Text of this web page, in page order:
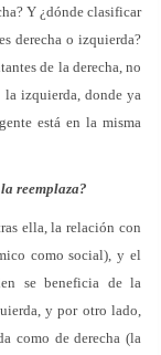
Y ¿dónde clasificar
derecha o izquierda?
de la derecha, no
izquierda, donde ya
está en la misma
reemplaza?
ella, la relación con
como social), y el
se beneficia de la
y por otro lado,
como de derecha (la